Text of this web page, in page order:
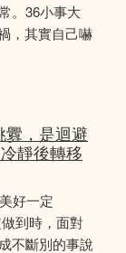
。36小事大
，其實自己嚇
釁，是迴避
靜後轉移
好一定
到時，面對
不斷別的事說